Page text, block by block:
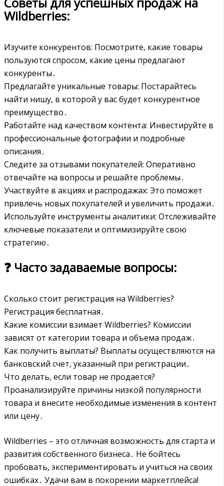
Wildberries:
Изучите конкурентов: Посмотрите‚ какие товары
пользуются спросом‚ какие цены предлагают
конкуренты․
Предлагайте уникальные товары: Постарайтесь
найти нишу‚ в которой у вас будет конкурентное
преимущество․
Работайте над качеством контента: Инвестируйте в
профессиональные фотографии и подробные
описания․
Следите за отзывами покупателей: Оперативно
отвечайте на вопросы и решайте проблемы․
Участвуйте в акциях и распродажах: Это поможет
привлечь новых покупателей и увеличить продажи․
Используйте инструменты аналитики: Отслеживайте
ключевые показатели и оптимизируйте свою
стратегию․
❓ Часто задаваемые вопросы:
Сколько стоит регистрация на Wildberries?
Регистрация бесплатная․
Какие комиссии взимает Wildberries? Комиссии
зависят от категории товара и объема продаж․
Как получить выплаты? Выплаты осуществляются на
банковский счет‚ указанный при регистрации․
Что делать‚ если товар не продается?
Проанализируйте причины низкой популярности
товара и внесите необходимые изменения в контент
или цену․
Wildberries – это отличная возможность для старта и
развития собственного бизнеса․ Не бойтесь
пробовать‚ экспериментировать и учиться на своих
ошибках․ Удачи вам в покорении маркетплейса!